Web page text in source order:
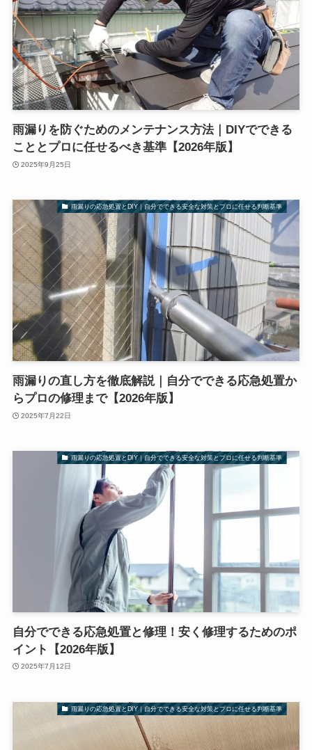
雨漏りを防ぐためのメンテナンス方法｜DIYでできる
こととプロに任せるべき基準【2026年版】
2025年9月25日
雨漏りの応急処置とDIY｜自分でできる安全な対策とプロに任せる判断基準
雨漏りの直し方を徹底解説｜自分でできる応急処置か
らプロの修理まで【2026年版】
2025年7月22日
雨漏りの応急処置とDIY｜自分でできる安全な対策とプロに任せる判断基準
自分でできる応急処置と修理！安く修理するためのポ
イント【2026年版】
2025年7月12日
雨漏りの応急処置とDIY｜自分でできる安全な対策とプロに任せる判断基準